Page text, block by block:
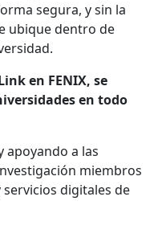
segura, y sin la
ubique dentro de
en FENIX, se
en todo
apoyando a las
miembros
servicios digitales de